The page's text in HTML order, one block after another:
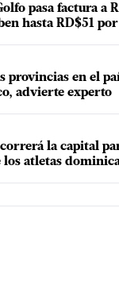
pasa factura a
hasta RD$51
provincias en el
advierte experto
la capital
los atletas